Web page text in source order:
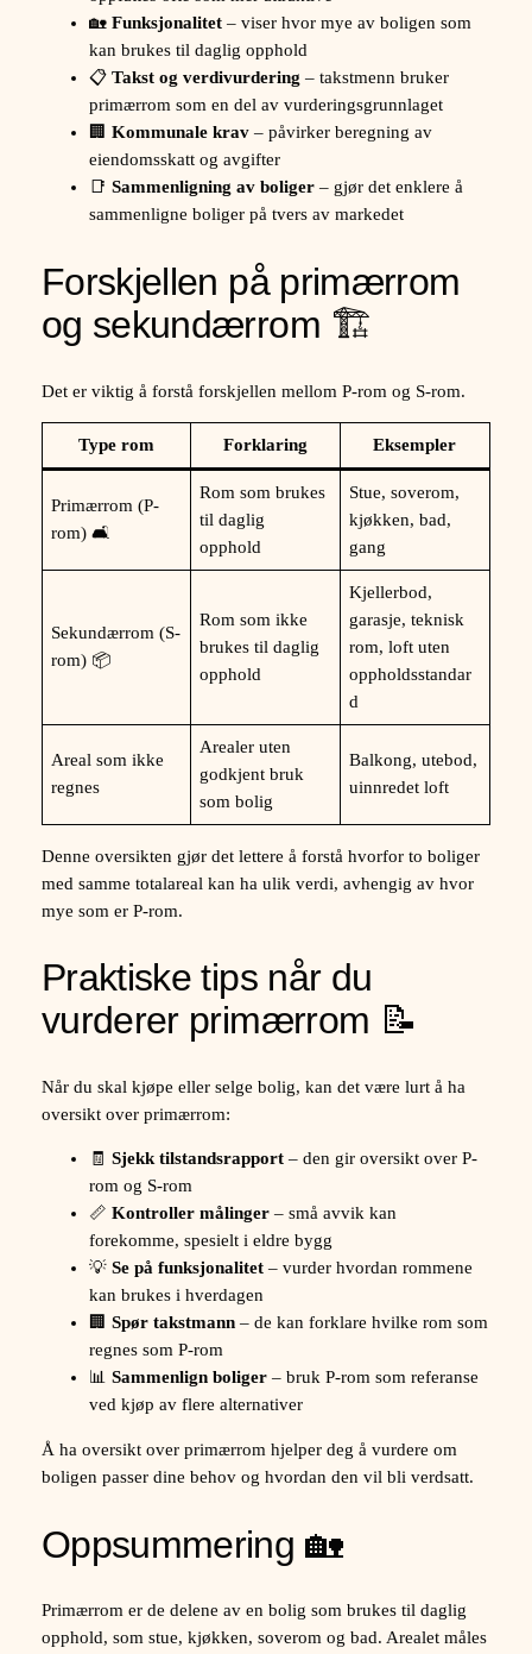
🏡 Funksjonalitet– viser hvor mye av boligen som
kan brukes til daglig opphold
📋 Takst og verdivurdering – takstmenn bruker
primærrom som en del av vurderingsgrunnlaget
🏢 Kommunale krav– påvirker beregning av
eiendomsskatt og avgifter
📑 Sammenligning av boliger– gjør det enklere å
sammenligne boliger på tvers av markedet
Forskjellen på primærrom
og sekundærrom 🏗️
Det er viktig å forstå forskjellen mellom P-rom og S-rom.
Type rom Forklaring Eksempler
Primærrom (P-
rom) 🛋️
Rom som brukes
til daglig
opphold
Stue, soverom,
kjøkken, bad,
gang
Sekundærrom (S-
rom) 📦
Rom som ikke
brukes til daglig
opphold
Kjellerbod,
garasje, teknisk
rom, loft uten
oppholdsstandar
d
Areal som ikke
regnes
Arealer uten
godkjent bruk
som bolig
Balkong, utebod,
uinnredet loft
Denne oversikten gjør det lettere å forstå hvorfor to boliger
med samme totalareal kan ha ulik verdi, avhengig av hvor
mye som er P-rom.
Praktiske tips når du
vurderer primærrom 📝
Når du skal kjøpe eller selge bolig, kan det være lurt å ha
oversikt over primærrom:
🧾 Sjekk tilstandsrapport– den gir oversikt over P-
rom og S-rom
📏 Kontroller målinger– små avvik kan
forekomme, spesielt i eldre bygg
💡 Se på funksjonalitet– vurder hvordan rommene
kan brukes i hverdagen
🏢 Spør takstmann– de kan forklare hvilke rom som
regnes som P-rom
📊 Sammenlign boliger– bruk P-rom som referanse
ved kjøp av flere alternativer
Å ha oversikt over primærrom hjelper deg å vurdere om
boligen passer dine behov og hvordan den vil bli verdsatt.
Oppsummering 🏡
Primærrom er de delene av en bolig som brukes til daglig
opphold, som stue, kjøkken, soverom og bad. Arealet måles